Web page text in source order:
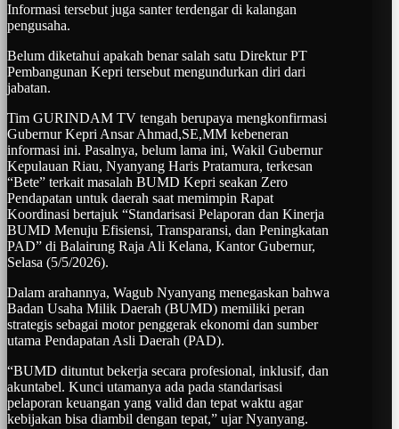
Informasi tersebut juga santer terdengar di kalangan
pengusaha.
Belum diketahui apakah benar salah satu Direktur PT
Pembangunan Kepri tersebut mengundurkan diri dari
jabatan.
Tim GURINDAM TV tengah berupaya mengkonfirmasi
Gubernur Kepri Ansar Ahmad,SE,MM kebeneran
informasi ini. Pasalnya, belum lama ini, Wakil Gubernur
Kepulauan Riau, Nyanyang Haris Pratamura, terkesan
“Bete” terkait masalah BUMD Kepri seakan Zero
Pendapatan untuk daerah saat memimpin Rapat
Koordinasi bertajuk “Standarisasi Pelaporan dan Kinerja
BUMD Menuju Efisiensi, Transparansi, dan Peningkatan
PAD” di Balairung Raja Ali Kelana, Kantor Gubernur,
Selasa (5/5/2026).
Dalam arahannya, Wagub Nyanyang menegaskan bahwa
Badan Usaha Milik Daerah (BUMD) memiliki peran
strategis sebagai motor penggerak ekonomi dan sumber
utama Pendapatan Asli Daerah (PAD).
“BUMD dituntut bekerja secara profesional, inklusif, dan
akuntabel. Kunci utamanya ada pada standarisasi
pelaporan keuangan yang valid dan tepat waktu agar
kebijakan bisa diambil dengan tepat,” ujar Nyanyang.